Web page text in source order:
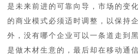
是未来前进的可靠向导，市场的变
的商业模式必须适时调整，以保持
外，没有哪个企业可以一条道走到
是做木材生意的，最后却在移动通